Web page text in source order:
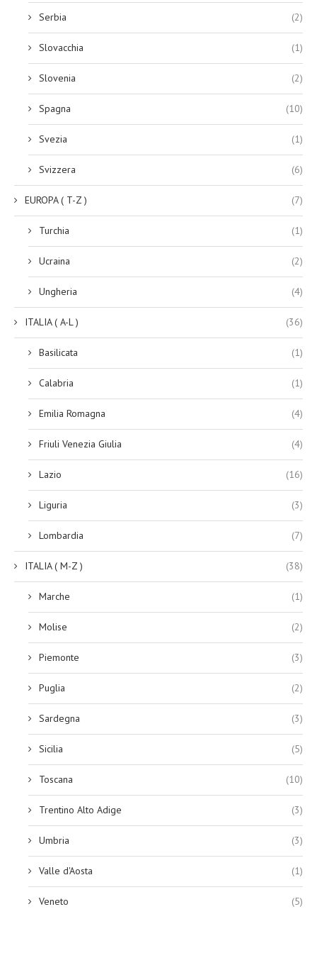
Serbia (2)
Slovacchia (1)
Slovenia (2)
Spagna (10)
Svezia (1)
Svizzera (6)
EUROPA ( T-Z ) (7)
Turchia (1)
Ucraina (2)
Ungheria (4)
ITALIA ( A-L ) (36)
Basilicata (1)
Calabria (1)
Emilia Romagna (4)
Friuli Venezia Giulia (4)
Lazio (16)
Liguria (3)
Lombardia (7)
ITALIA ( M-Z ) (38)
Marche (1)
Molise (2)
Piemonte (3)
Puglia (2)
Sardegna (3)
Sicilia (5)
Toscana (10)
Trentino Alto Adige (3)
Umbria (3)
Valle d'Aosta (1)
Veneto (5)